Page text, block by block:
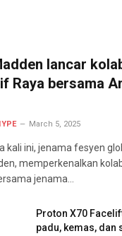
lancar
Raya bersama
March 5, 2025
kali ini, jenama fesyen
memperkenalkan
jenama…
Proton X70
padu, kemas, dan